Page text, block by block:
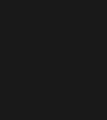
nueva ventana)
ventana)